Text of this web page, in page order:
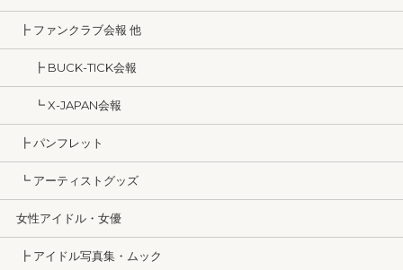
┣ ファンクラブ会報 他
┣ BUCK-TICK会報
┗ X-JAPAN会報
┣ パンフレット
┗ アーティストグッズ
女性アイドル・女優
┣ アイドル写真集・ムック